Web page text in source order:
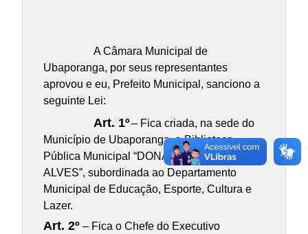
A Câmara Municipal de
Ubaporanga, por seus representantes
aprovou e eu, Prefeito Municipal, sanciono a
seguinte Lei:
Art. 1º– Fica criada, na sede do
Município de Ubaporanga, a Biblioteca
Pública Municipal “DONA LUIZINHA
ALVES”, subordinada ao Departamento
Municipal de Educação, Esporte, Cultura e
Lazer.
Art. 2º– Fica o Chefe do Executivo